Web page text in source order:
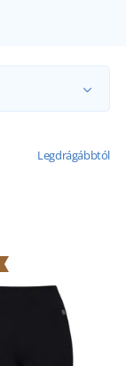
Legdrágábbtól